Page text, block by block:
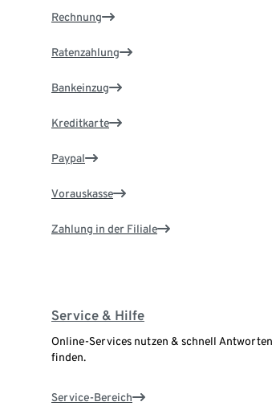
Rechnung
Ratenzahlung
Bankeinzug
Kreditkarte
Paypal
Vorauskasse
Zahlung in der Filiale
Service & Hilfe
Online-Services nutzen & schnell Antworten
finden.
Service-Bereich